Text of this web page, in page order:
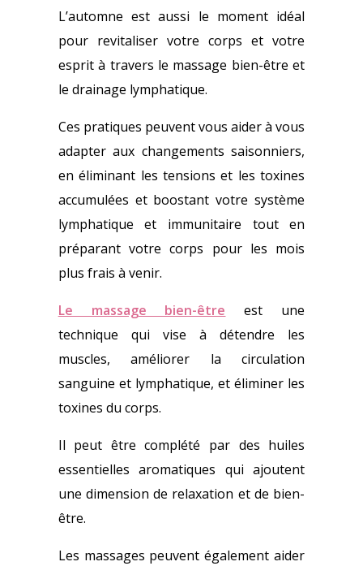
L’automne est aussi le moment idéal
pour revitaliser votre corps et votre
esprit à travers le massage bien-être et
le drainage lymphatique.
Ces pratiques peuvent vous aider à vous
adapter aux changements saisonniers,
en éliminant les tensions et les toxines
accumulées et boostant votre système
lymphatique et immunitaire tout en
préparant votre corps pour les mois
plus frais à venir.
Le massage bien-être est une
technique qui vise à détendre les
muscles, améliorer la circulation
sanguine et lymphatique, et éliminer les
toxines du corps.
Il peut être complété par des huiles
essentielles aromatiques qui ajoutent
une dimension de relaxation et de bien-
être.
Les massages peuvent également aider